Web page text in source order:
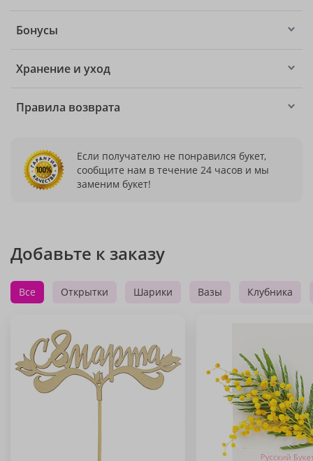
Бонусы
Хранение и уход
Правила возврата
Если получателю не понравился букет,
сообщите нам в течение 24 часов и мы
заменим букет!
Добавьте к заказу
Все Открытки Шарики Вазы Клубника